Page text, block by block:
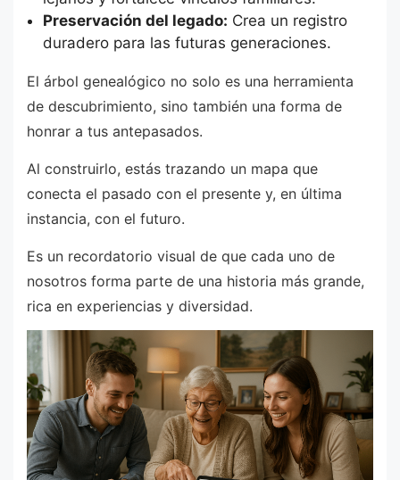
Preservación del legado: Crea un registro
duradero para las futuras generaciones.
El árbol genealógico no solo es una herramienta
de descubrimiento, sino también una forma de
honrar a tus antepasados.
Al construirlo, estás trazando un mapa que
conecta el pasado con el presente y, en última
instancia, con el futuro.
Es un recordatorio visual de que cada uno de
nosotros forma parte de una historia más grande,
rica en experiencias y diversidad.